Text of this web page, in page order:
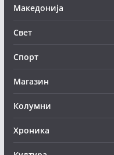
Македонија
Свет
Спорт
Магазин
Колумни
Хроника